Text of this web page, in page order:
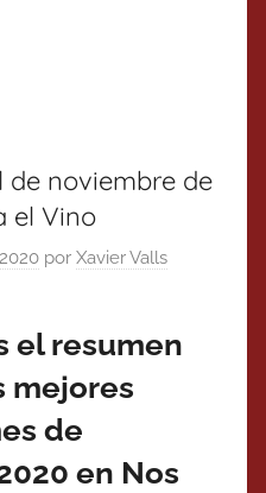
de noviembre de
el Vino
por Xavier Valls
el resumen
mejores
de
en Nos